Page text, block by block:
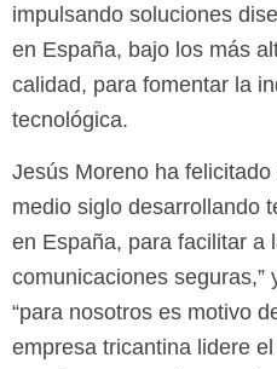
impulsando soluciones
en España, bajo los más
calidad, para fomentar la
tecnológica.
Jesús Moreno ha felicitado
medio siglo desarrollando
en España, para facilitar a
comunicaciones seguras,”
“para nosotros es motivo
empresa tricantina lidere